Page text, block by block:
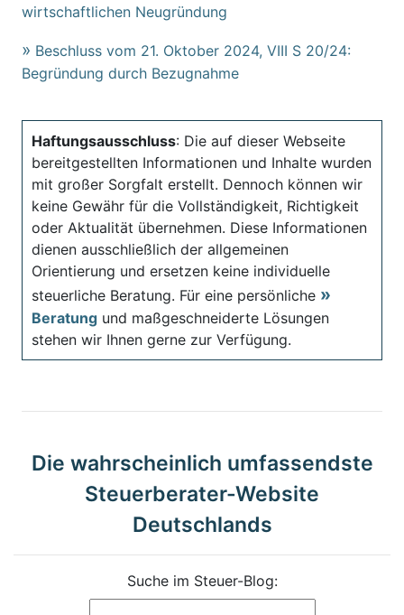
wirtschaftlichen Neugründung
Beschluss vom 21. Oktober 2024, VIII S 20/24:
Begründung durch Bezugnahme
Haftungsausschluss: Die auf dieser Webseite
bereitgestellten Informationen und Inhalte wurden
mit großer Sorgfalt erstellt. Dennoch können wir
keine Gewähr für die Vollständigkeit, Richtigkeit
oder Aktualität übernehmen. Diese Informationen
dienen ausschließlich der allgemeinen
Orientierung und ersetzen keine individuelle
steuerliche Beratung. Für eine persönliche
Beratung und maßgeschneiderte Lösungen
stehen wir Ihnen gerne zur Verfügung.
Die wahrscheinlich umfassendste
Steuerberater-Website
Deutschlands
Suche im Steuer-Blog: